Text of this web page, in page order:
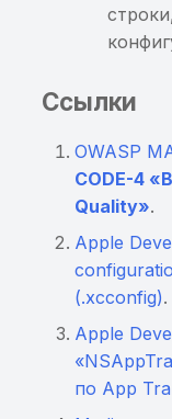
Ссылки
OWASP
CODE-4
Quality».
Apple
(.xcconfig).
Apple
по App